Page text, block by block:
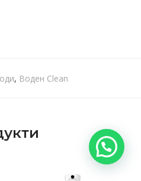
, Воден Clean